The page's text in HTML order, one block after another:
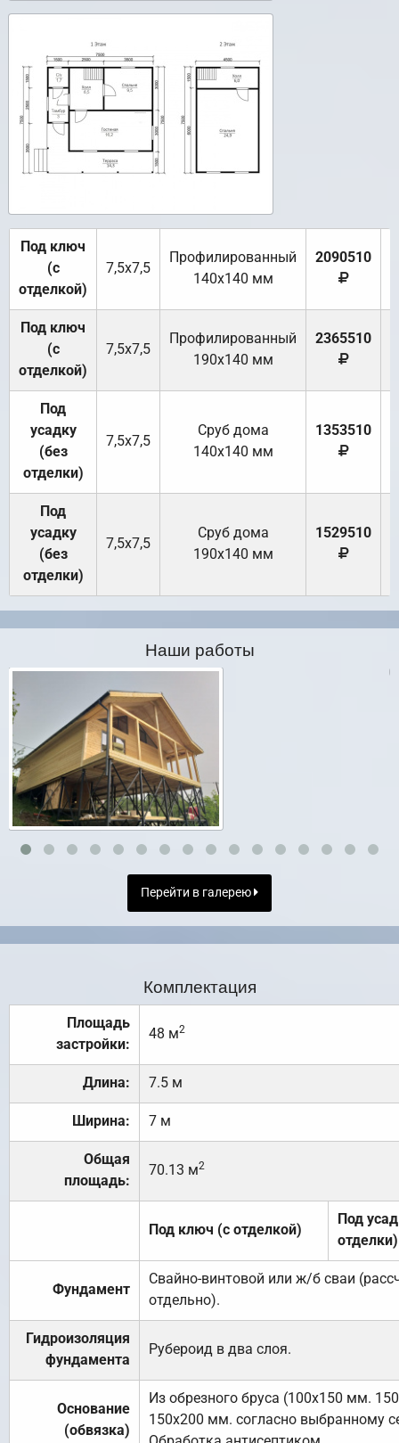
Под ключ
(с
отделкой)
7,5х7,5
Профилированный
140х140 мм
2090510
Под ключ
(с
отделкой)
7,5х7,5
Профилированный
190х140 мм
2365510
Под
усадку
(без
отделки)
7,5х7,5
Cруб дома
140х140 мм
1353510
Под
усадку
(без
отделки)
7,5х7,5
Cруб дома
190х140 мм
1529510
Наши работы
Перейти в галерею
Комплектация
Площадь
застройки:
48 м2
Длина: 7.5 м
Ширина: 7 м
Общая
площадь:
70.13 м2
Под ключ (с отделкой)
Под
отделки)
Фундамент
Свайно-винтовой или ж/б сваи
отдельно).
Гидроизоляция
фундамента
Рубероид в два слоя.
Основание
(обвязка)
Из обрезного бруса (100х150 мм.
150х200 мм. согласно выбранному